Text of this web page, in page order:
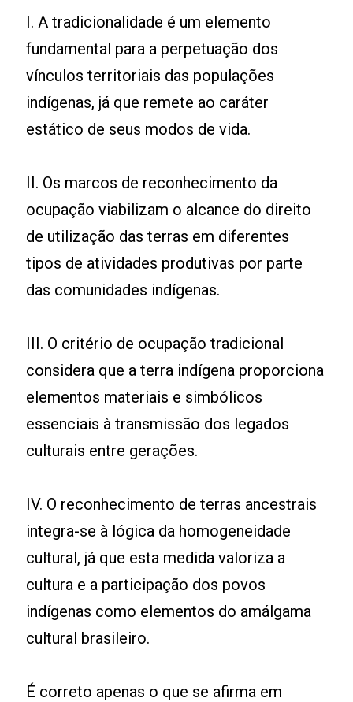
I. A tradicionalidade é um elemento
fundamental para a perpetuação dos
vínculos territoriais das populações
indígenas, já que remete ao caráter
estático de seus modos de vida.
II. Os marcos de reconhecimento da
ocupação viabilizam o alcance do direito
de utilização das terras em diferentes
tipos de atividades produtivas por parte
das comunidades indígenas.
III. O critério de ocupação tradicional
considera que a terra indígena proporciona
elementos materiais e simbólicos
essenciais à transmissão dos legados
culturais entre gerações.
IV. O reconhecimento de terras ancestrais
integra-se à lógica da homogeneidade
cultural, já que esta medida valoriza a
cultura e a participação dos povos
indígenas como elementos do amálgama
cultural brasileiro.
É correto apenas o que se afirma em